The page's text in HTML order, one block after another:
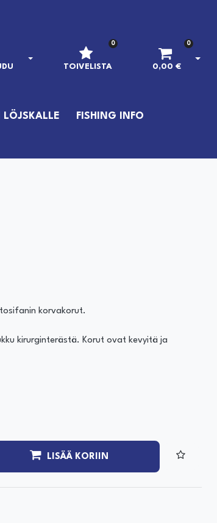
AVAA KIRJAUTUMINEN
TOIVELISTA
0 0
0,00 €
LÖJSKALLE FISHING INFO
tosifanin korvakorut.
kirurginterästä. Korut ovat kevyitä ja
LISÄÄ KORIIN